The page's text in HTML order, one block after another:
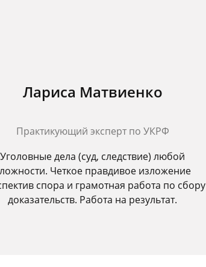
Лариса Матвиенко
Практикующий эксперт по УКРФ
Уголовные дела (суд, следствие) любой
Четкое правдивое изложение
спора и грамотная работа по сбору
доказательств. Работа на результат.